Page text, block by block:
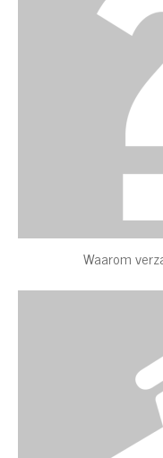
Waarom